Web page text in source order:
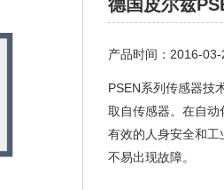
德国皮尔兹
产品时间：2016-03-
PSEN系列传感器技
取自传感器。在自
有效的人身安全和
不易出现故障。